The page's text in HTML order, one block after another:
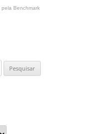
pela Benchmark